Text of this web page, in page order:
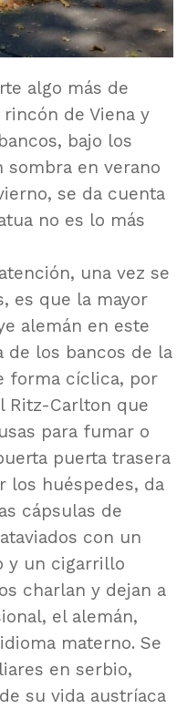
algo más de
de Viena y
bajo los
sombra en verano
se da cuenta
no es lo más
una vez se
es que la mayor
alemán en este
de los bancos de la
forma cíclica, por
Ritz-Carlton que
para fumar o
puerta trasera
los huéspedes, da
cápsulas de
con un
y un cigarrillo
charlan y dejan a
el alemán,
materno. Se
en serbio,
su vida austríaca